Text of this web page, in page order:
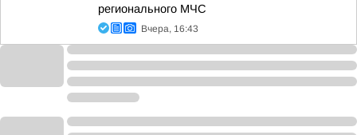
регионального МЧС
Вчера, 16:43